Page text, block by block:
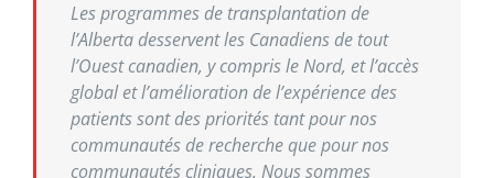
Les programmes de transplantation de
l’Alberta desservent les Canadiens de tout
l’Ouest canadien, y compris le Nord, et l’accès
global et l’amélioration de l’expérience des
patients sont des priorités tant pour nos
communautés de recherche que pour nos
communautés cliniques. Nous sommes